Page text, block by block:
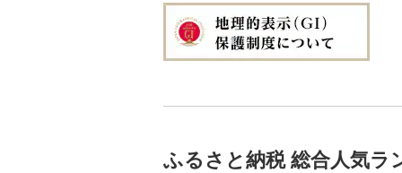
ふるさと納税 総合人気ラ